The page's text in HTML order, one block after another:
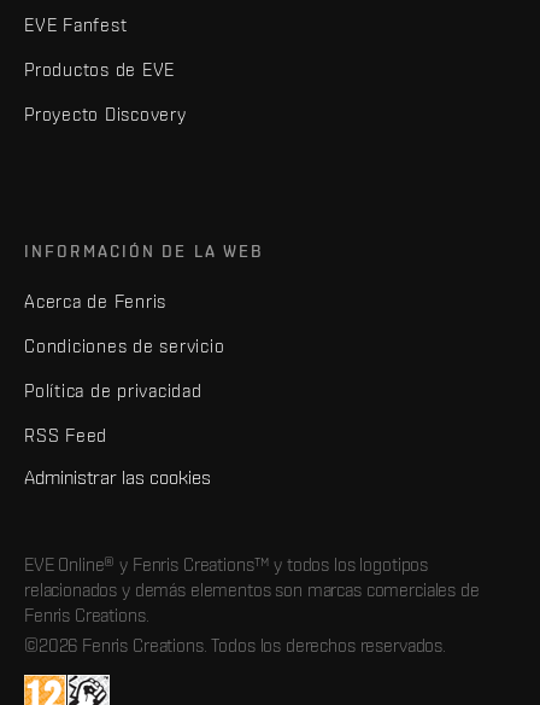
EVE Fanfest
Productos de EVE
Proyecto Discovery
INFORMACIÓN DE LA WEB
Acerca de Fenris
Condiciones de servicio
Política de privacidad
RSS Feed
Administrar las cookies
EVE Online® y Fenris Creations™ y todos los logotipos
relacionados y demás elementos son marcas comerciales de
Fenris Creations.
©2026 Fenris Creations. Todos los derechos reservados.